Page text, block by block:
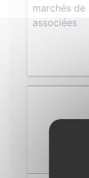
marchés de
associées